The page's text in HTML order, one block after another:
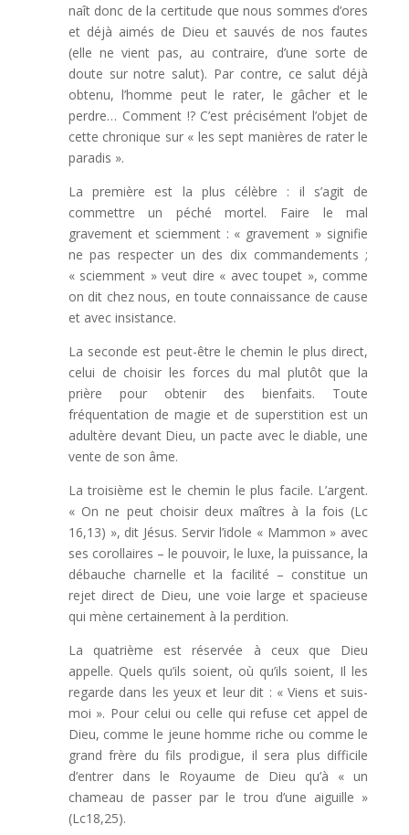
naît donc de la certitude que nous sommes d’ores
et déjà aimés de Dieu et sauvés de nos fautes
(elle ne vient pas, au contraire, d’une sorte de
doute sur notre salut). Par contre, ce salut déjà
obtenu, l’homme peut le rater, le gâcher et le
perdre… Comment !? C’est précisément l’objet de
cette chronique sur « les sept manières de rater le
paradis ».
La première est la plus célèbre : il s’agit de
commettre un péché mortel. Faire le mal
gravement et sciemment : « gravement » signifie
ne pas respecter un des dix commandements ;
« sciemment » veut dire « avec toupet », comme
on dit chez nous, en toute connaissance de cause
et avec insistance.
La seconde est peut-être le chemin le plus direct,
celui de choisir les forces du mal plutôt que la
prière pour obtenir des bienfaits. Toute
fréquentation de magie et de superstition est un
adultère devant Dieu, un pacte avec le diable, une
vente de son âme.
La troisième est le chemin le plus facile. L’argent.
« On ne peut choisir deux maîtres à la fois (Lc
16,13) », dit Jésus. Servir l’idole « Mammon » avec
ses corollaires – le pouvoir, le luxe, la puissance, la
débauche charnelle et la facilité – constitue un
rejet direct de Dieu, une voie large et spacieuse
qui mène certainement à la perdition.
La quatrième est réservée à ceux que Dieu
appelle. Quels qu’ils soient, où qu’ils soient, Il les
regarde dans les yeux et leur dit : « Viens et suis-
moi ». Pour celui ou celle qui refuse cet appel de
Dieu, comme le jeune homme riche ou comme le
grand frère du fils prodigue, il sera plus difficile
d’entrer dans le Royaume de Dieu qu’à « un
chameau de passer par le trou d’une aiguille »
(Lc18,25).